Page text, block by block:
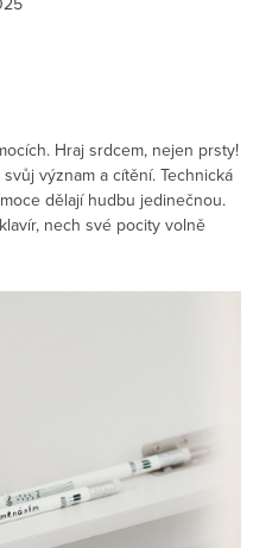
Hraj srdcem, nejen prsty!
význam a cítění. Technická
dělají hudbu jedinečnou.
nech své pocity volně